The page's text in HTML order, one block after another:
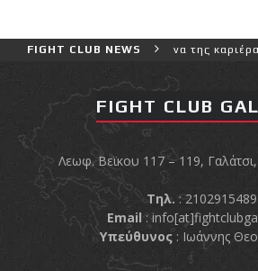
FIGHT CLUB NEWS
και πιο δύσκολο αγώνα της καριέρας
FIGHT CLUB
Λεωφ. Βεϊκου 117 – 119,
Τηλ. : 2102915489
Email :
Υπεύθυνος: Ιωάννης